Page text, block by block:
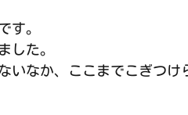
す。
した。
いなか、ここまでこぎつけ